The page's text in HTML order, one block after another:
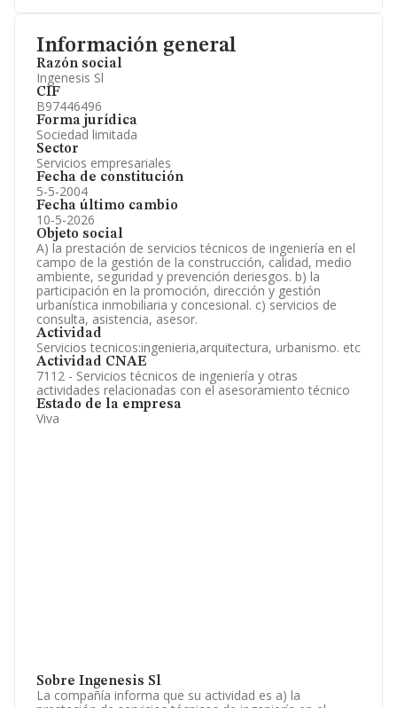
Información general
Razón social
Ingenesis Sl
CIF
B97446496
Forma jurídica
Sociedad limitada
Sector
Servicios empresariales
Fecha de constitución
5-5-2004
Fecha último cambio
10-5-2026
Objeto social
A) la prestación de servicios técnicos de ingeniería en el
campo de la gestión de la construcción, calidad, medio
ambiente, seguridad y prevención deriesgos. b) la
participación en la promoción, dirección y gestión
urbanística inmobiliaria y concesional. c) servicios de
consulta, asistencia, asesor.
Actividad
Servicios tecnicos:ingenieria,arquitectura, urbanismo. etc
Actividad CNAE
7112 - Servicios técnicos de ingeniería y otras
actividades relacionadas con el asesoramiento técnico
Estado de la empresa
Viva
Sobre Ingenesis Sl
La compañía informa que su actividad es a) la